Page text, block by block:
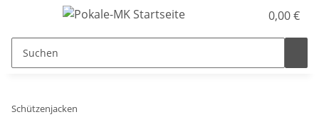
0,00 €
Schützenjacken